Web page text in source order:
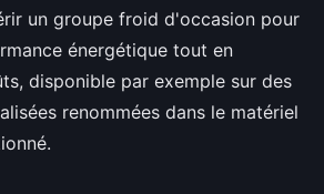
un groupe froid d'occasion pour
énergétique tout en
disponible par exemple sur des
renommées dans le matériel